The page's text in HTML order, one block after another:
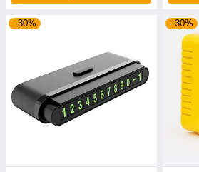
–30% –30%